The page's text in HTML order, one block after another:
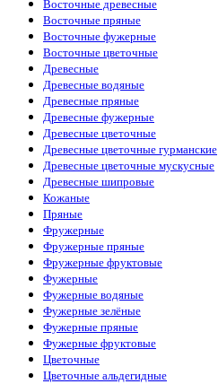
Восточные древесные
Восточные пряные
Восточные фужерные
Восточные цветочные
Древесные
Древесные водяные
Древесные пряные
Древесные фужерные
Древесные цветочные
Древесные цветочные гурманские
Древесные цветочные мускусные
Древесные шипровые
Кожаные
Пряные
Фружерные
Фружерные пряные
Фружерные фруктовые
Фужерные
Фужерные водяные
Фужерные зелёные
Фужерные пряные
Фужерные фруктовые
Цветочные
Цветочные альдегидные